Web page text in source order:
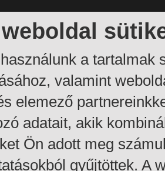
weboldal
a tartalmak
valamint
elemező
adatait, akik
Ön adott meg
gyűjtöttek. A